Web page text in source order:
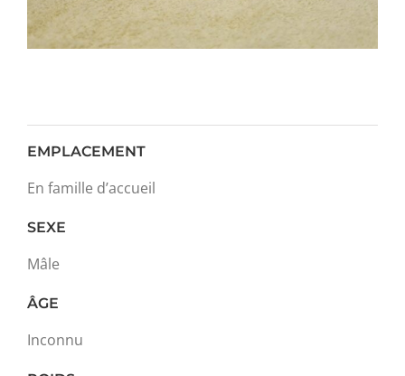
EMPLACEMENT
En famille d’accueil
SEXE
Mâle
ÂGE
Inconnu